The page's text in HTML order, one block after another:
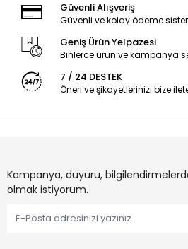
Güvenli Alışveriş
Güvenli ve kolay ödeme
Geniş Ürün Yelpazesi
Binlerce ürün ve kampanya
7 / 24 DESTEK
Öneri ve şikayetlerinizi bize
Kampanya, duyuru,
olmak istiyorum.